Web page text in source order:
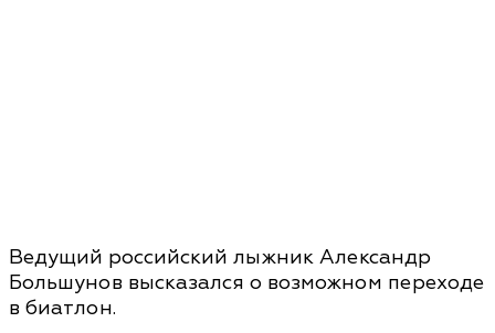
Ведущий российский лыжник Александр
Большунов высказался о возможном переходе
в биатлон.